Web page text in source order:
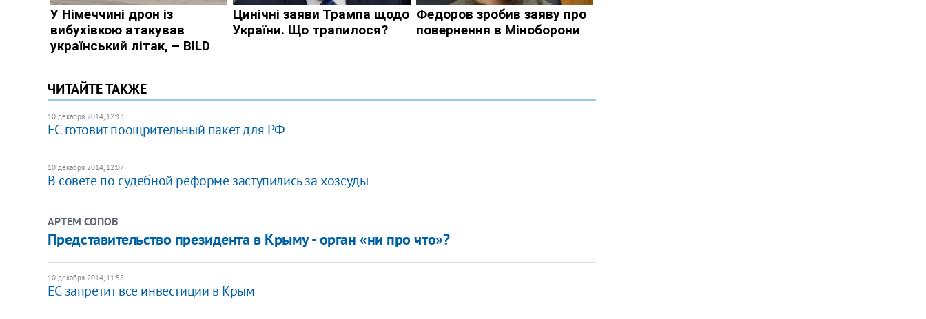
ЧИТАЙТЕ ТАКЖЕ
10 декабря 2014, 12:13
ЕС готовит поощрительный пакет для РФ
10 декабря 2014, 12:07
В совете по судебной реформе заступились за хозсуды
АРТЕМ СОПОВ
Представительство президента в Крыму - орган «ни про что»?
10 декабря 2014, 11:58
ЕС запретит все инвестиции в Крым